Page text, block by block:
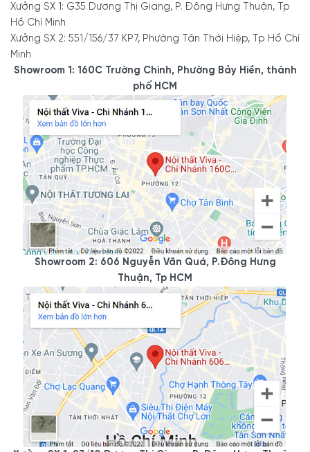
Xưởng SX 1: G35 Dương Thị Giang, P. Đông Hưng Thuận, Tp
Hồ Chí Minh
Xưởng SX 2: 551/156/37 KP7, Phường Tân Thới Hiệp, Tp Hồ Chí
Minh
Showroom 1: 160C Trường Chinh, Phường Bảy Hiền, thành
phố HCM
Showroom 2: 606 Nguyễn Văn Quá, P.Đông Hưng
Thuận, Tp HCM